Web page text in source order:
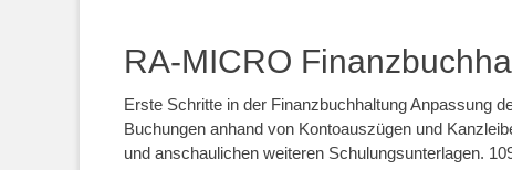
RA-MICRO
Erste Schritte in der Finanzbuchhaltung Anpassung
Buchungen anhand von Kontoauszügen und
und anschaulichen weiteren Schulungsunterlagen.